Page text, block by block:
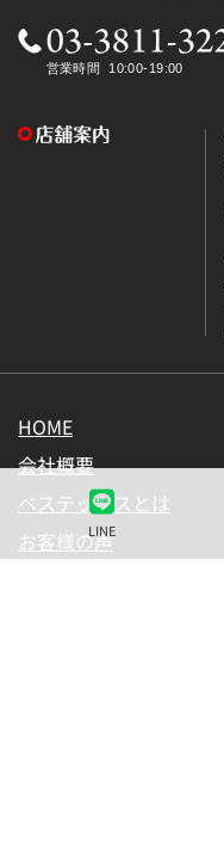
LINE
HOME
会社概要
ベステックスとは
お客様の声